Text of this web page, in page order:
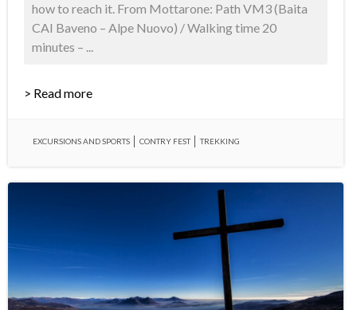
how to reach it. From Mottarone: Path VM3 (Baita
CAI Baveno – Alpe Nuovo) / Walking time 20
minutes – ...
> Read more
EXCURSIONS AND SPORTS CONTRY FEST TREKKING